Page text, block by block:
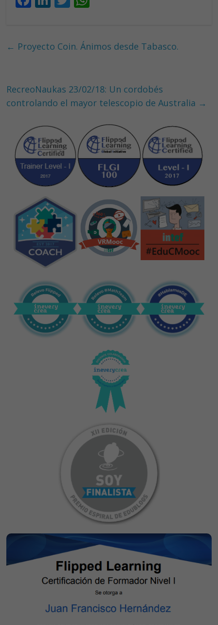
b
k
e er s
p
← Proyecto Coin. Ánimos desde Tabasco.
RecreoNaukas 23/02/18: Un cordobés
controlando el mayor telescopio de Australia →